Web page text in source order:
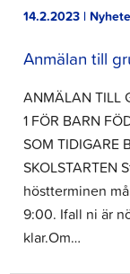
14.2.2023 |
Anmälan till
ANMÄLAN TILL
1 FÖR BARN
SOM TIDIGARE
SKOLSTARTEN
höstterminen
9:00. Ifall ni är
klar.Om…